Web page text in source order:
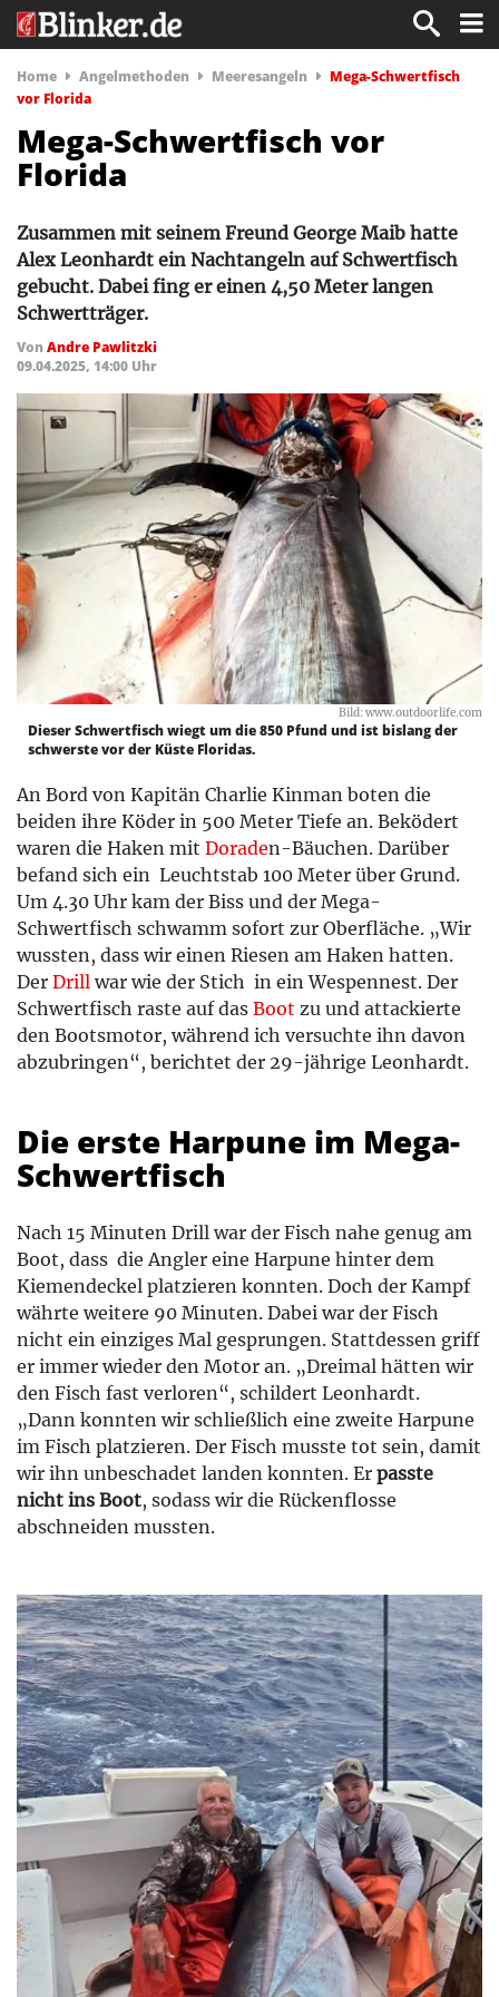
Home Angelmethoden Meeresangeln
Mega-Schwertfisch
vor Florida
Mega-Schwertfisch vor
Florida
Zusammen mit seinem Freund George Maib hatte
Alex Leonhardt ein Nachtangeln auf Schwertfisch
gebucht. Dabei fing er einen 4,50 Meter langen
Schwertträger.
VonAndre Pawlitzki
09.04.2025, 14:00 Uhr
Bild: www.outdoorlife.com
Dieser Schwertfisch wiegt um die 850 Pfund und ist bislang der
schwerste vor der Küste Floridas.
An Bord von Kapitän Charlie Kinman boten die
beiden ihre Köder in 500 Meter Tiefe an. Beködert
waren die Haken mit Doraden-Bäuchen. Darüber
befand sich ein Leuchtstab 100 Meter über Grund.
Um 4.30 Uhr kam der Biss und der Mega-
Schwertfisch schwamm sofort zur Oberfläche. „Wir
wussten, dass wir einen Riesen am Haken hatten.
Der Drill war wie der Stich in ein Wespennest. Der
Schwertfisch raste auf das Boot zu und attackierte
den Bootsmotor, während ich versuchte ihn davon
abzubringen“, berichtet der 29-jährige Leonhardt.
Die erste Harpune im Mega-
Schwertfisch
Nach 15 Minuten Drill war der Fisch nahe genug am
Boot, dass die Angler eine Harpune hinter dem
Kiemendeckel platzieren konnten. Doch der Kampf
währte weitere 90 Minuten. Dabei war der Fisch
nicht ein einziges Mal gesprungen. Stattdessen griff
er immer wieder den Motor an. „Dreimal hätten wir
den Fisch fast verloren“, schildert Leonhardt.
„Dann konnten wir schließlich eine zweite Harpune
im Fisch platzieren. Der Fisch musste tot sein, damit
wir ihn unbeschadet landen konnten. Er passte
nicht ins Boot, sodass wir die Rückenflosse
abschneiden mussten.